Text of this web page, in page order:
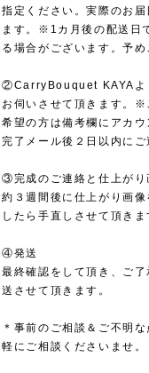
指定ください。実際のお
ます。※1カ月後の配送日
る場合がございます。予め
②CarryBouquet KAYAよ
お伺いさせて頂きます。
希望の方は備考欄にアカ
完了メール後２日以内にご
③完成のご連絡と仕上がり
約３週間後に仕上がり画
したら手直しさせて頂きま
④発送
最終確認をして頂き、ご
送させて頂きます。
＊事前のご相談＆ご不明
軽にご相談くださいませ。